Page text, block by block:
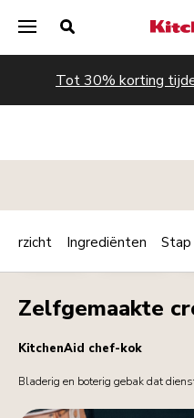
Tot 30% korting
BAKKERIJ DESSERTS
Zelfgemaakte
KitchenAid chef-kok
Bladerig en boterig gebak dat
Ingrediënten